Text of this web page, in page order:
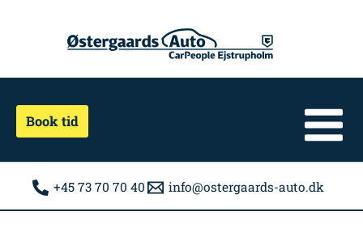
Book tid
+45 73 70 70 40 info@ostergaards-auto.dk